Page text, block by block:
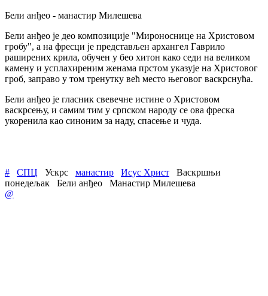
Бели анђео - манастир Милешева
Бели анђео је део композиције "Мироноснице на Христовом
гробу", а на фресци је представљен архангел Гаврило
раширених крила, обучен у бео хитон како седи на великом
камену и усплахиреним женама прстом указује на Христовог
гроб, заправо у том тренутку већ место његовог васкрснућа.
Бели анђео је гласник свевечне истине о Христовом
васкрсењу, и самим тим у српском народу се ова фреска
укоренила као синоним за наду, спасење и чуда.
# СПЦ Ускрс манастир Исус Христ
Васкршњи
понедељак
Бели анђео
Манастир Милешева
@